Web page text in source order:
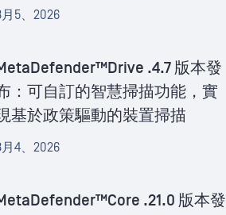
月5、2026
.4.7 版本發
：可自訂的智慧掃描功能，實
基於政策驅動的裝置掃描
月4、2026
.21.0 版本發